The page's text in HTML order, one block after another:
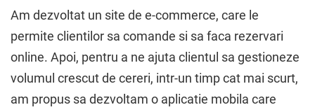
Am dezvoltat un site de e-commerce, care le
permite clientilor sa comande si sa faca rezervari
online. Apoi, pentru a ne ajuta clientul sa gestioneze
volumul crescut de cereri, intr-un timp cat mai scurt,
am propus sa dezvoltam o aplicatie mobila care